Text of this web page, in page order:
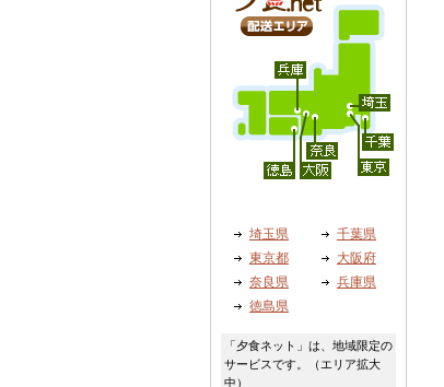
埼玉県
千葉県
東京都
大阪府
奈良県
兵庫県
徳島県
「夕食ネット」は、地域限定の
サービスです。（エリア拡大
中）